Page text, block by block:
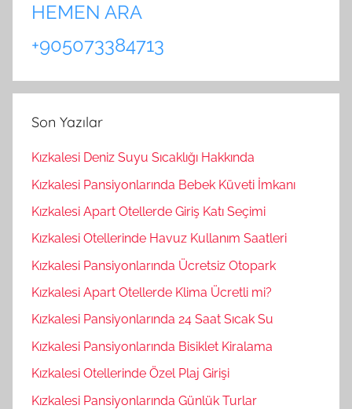
HEMEN ARA
+905073384713
Son Yazılar
Kızkalesi Deniz Suyu Sıcaklığı Hakkında
Kızkalesi Pansiyonlarında Bebek Küveti İmkanı
Kızkalesi Apart Otellerde Giriş Katı Seçimi
Kızkalesi Otellerinde Havuz Kullanım Saatleri
Kızkalesi Pansiyonlarında Ücretsiz Otopark
Kızkalesi Apart Otellerde Klima Ücretli mi?
Kızkalesi Pansiyonlarında 24 Saat Sıcak Su
Kızkalesi Pansiyonlarında Bisiklet Kiralama
Kızkalesi Otellerinde Özel Plaj Girişi
Kızkalesi Pansiyonlarında Günlük Turlar